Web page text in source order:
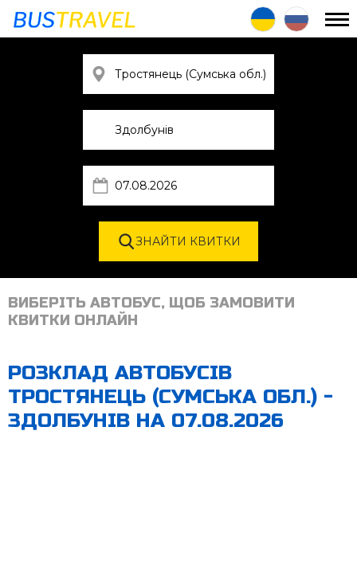
ВИБЕРІТЬ АВТОБУС, ЩОБ ЗАМОВИТИ
КВИТКИ ОНЛАЙН
РОЗКЛАД АВТОБУСІВ
ТРОСТЯНЕЦЬ (СУМСЬКА ОБЛ.)‎ -
ЗДОЛБУНІВ НА 07.08.2026